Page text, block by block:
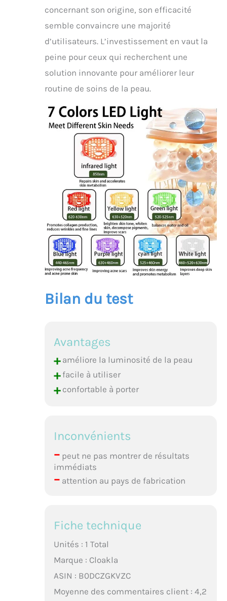
concernant son origine, son efficacité
semble convaincre une majorité
d’utilisateurs. L’investissement en vaut la
peine pour ceux qui recherchent une
solution innovante pour améliorer leur
routine de soins de la peau.
Bilan du test
Avantages
+améliore la luminosité de la peau
+facile à utiliser
+confortable à porter
Inconvénients
–peut ne pas montrer de résultats
immédiats
–attention au pays de fabrication
Fiche technique
Unités : 1 Total
Marque : Cloakla
ASIN : B0DCZGKVZC
Moyenne des commentaires client : 4,2